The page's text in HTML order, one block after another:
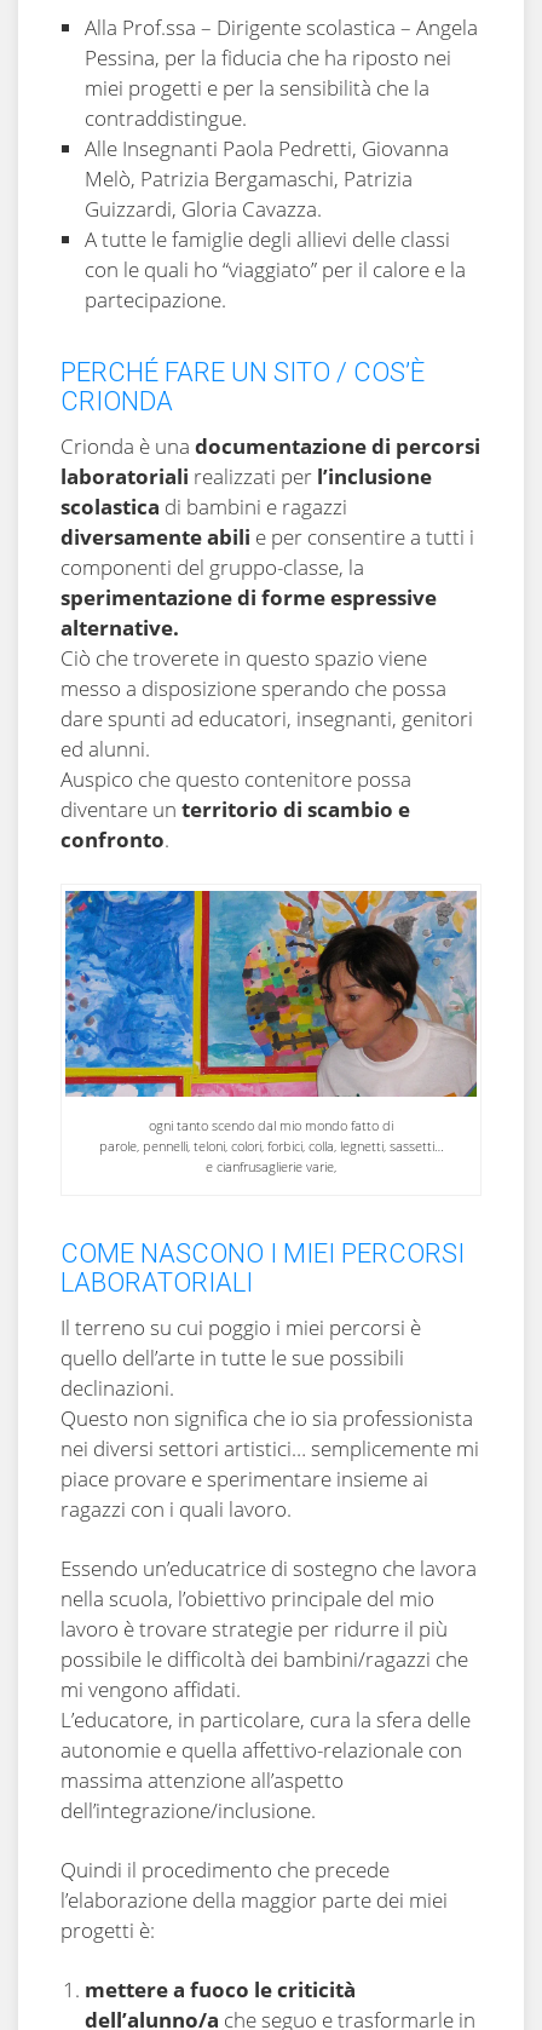
Alla Prof.ssa – Dirigente scolastica – Angela
Pessina, per la fiducia che ha riposto nei
miei progetti e per la sensibilità che la
contraddistingue.
Alle Insegnanti Paola Pedretti, Giovanna
Melò, Patrizia Bergamaschi, Patrizia
Guizzardi, Gloria Cavazza.
A tutte le famiglie degli allievi delle classi
con le quali ho “viaggiato” per il calore e la
partecipazione.
PERCHÉ FARE UN SITO / COS’È
CRIONDA
Crionda è una documentazione di percorsi
laboratoriali realizzati per l’inclusione
scolastica di bambini e ragazzi
diversamente abili e per consentire a tutti i
componenti del gruppo-classe, la
sperimentazione di forme espressive
alternative.
Ciò che troverete in questo spazio viene
messo a disposizione sperando che possa
dare spunti ad educatori, insegnanti, genitori
ed alunni.
Auspico che questo contenitore possa
diventare un territorio di scambio e
confronto.
ogni tanto scendo dal mio mondo fatto di
parole, pennelli, teloni, colori, forbici, colla, legnetti, sassetti…
e cianfrusaglierie varie,
COME NASCONO I MIEI PERCORSI
LABORATORIALI
Il terreno su cui poggio i miei percorsi è
quello dell’arte in tutte le sue possibili
declinazioni.
Questo non significa che io sia professionista
nei diversi settori artistici… semplicemente mi
piace provare e sperimentare insieme ai
ragazzi con i quali lavoro.
Essendo un’educatrice di sostegno che lavora
nella scuola, l’obiettivo principale del mio
lavoro è trovare strategie per ridurre il più
possibile le difficoltà dei bambini/ragazzi che
mi vengono affidati.
L’educatore, in particolare, cura la sfera delle
autonomie e quella affettivo-relazionale con
massima attenzione all’aspetto
dell’integrazione/inclusione.
Quindi il procedimento che precede
l’elaborazione della maggior parte dei miei
progetti è:
mettere a fuoco le criticità
dell’alunno/a che seguo e trasformarle in